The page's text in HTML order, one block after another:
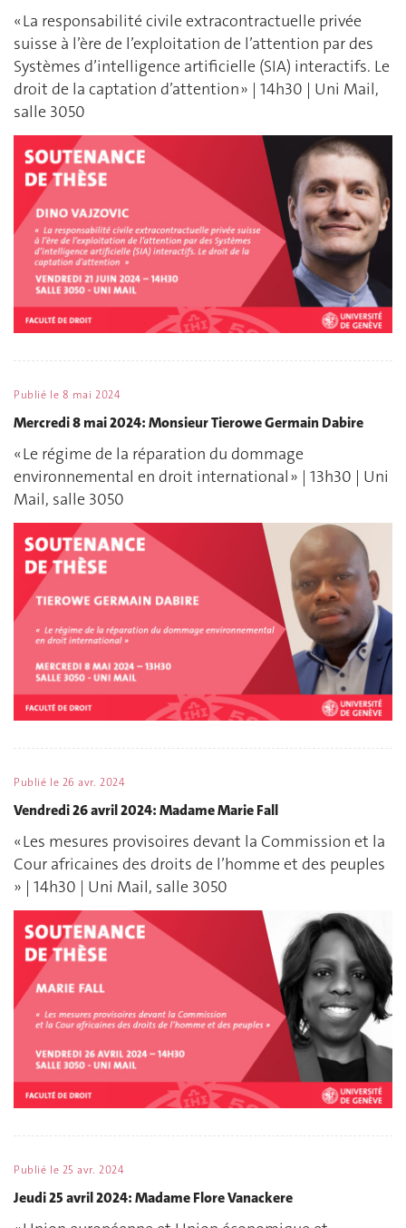
« La responsabilité civile extracontractuelle privée
suisse à l’ère de l’exploitation de l’attention par des
Systèmes d’intelligence artificielle (SIA) interactifs. Le
droit de la captation d’attention » | 14h30 | Uni Mail,
salle 3050
Publié le 8 mai 2024
Mercredi 8 mai 2024: Monsieur Tierowe Germain Dabire
« Le régime de la réparation du dommage
environnemental en droit international » | 13h30 | Uni
Mail, salle 3050
Publié le 26 avr. 2024
Vendredi 26 avril 2024: Madame Marie Fall
« Les mesures provisoires devant la Commission et la
Cour africaines des droits de l’homme et des peuples
» | 14h30 | Uni Mail, salle 3050
Publié le 25 avr. 2024
Jeudi 25 avril 2024: Madame Flore Vanackere